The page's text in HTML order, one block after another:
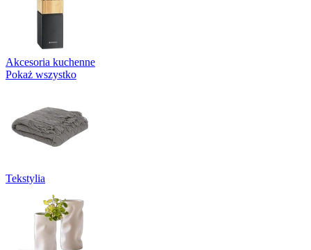
Akcesoria kuchenne
Pokaż wszystko
Tekstylia